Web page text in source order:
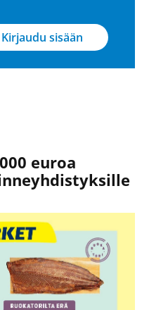
Kirjaudu sisään
euroa